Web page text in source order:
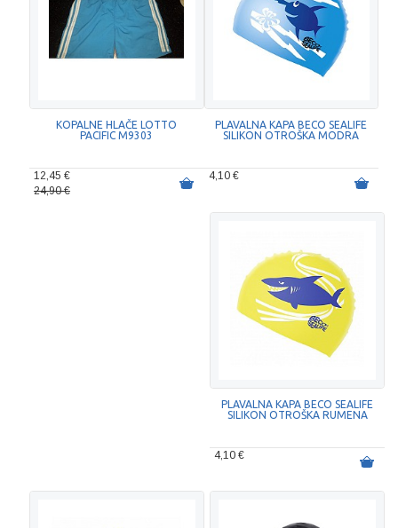
KOPALNE HLAČE LOTTO
PACIFIC M9303
12,45 €
24,90 €
PLAVALNA KAPA BECO SEALIFE
SILIKON OTROŠKA MODRA
4,10 €
PLAVALNA KAPA BECO SEALIFE
SILIKON OTROŠKA RUMENA
4,10 €